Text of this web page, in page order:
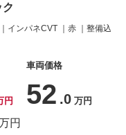
ク
インパネCVT 赤
整備込
円
円
車両価格
52 .0 万円